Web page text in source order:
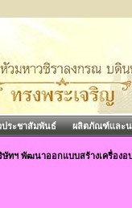
ประชาสัมพันธ์ ผลิตภัณฑ์และน
ษัทฯ พัฒนาออกแบบสร้างเครื่องอ